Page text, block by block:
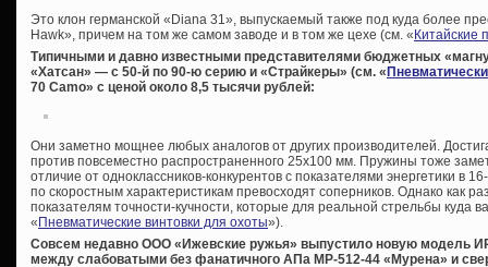
Это клон германской «Diana 31», выпускаемый также под куда более
Hawk», причем на том же самом заводе и в том же цехе (см. « Китайские
Типичными и давно известными представителями бюджетных
«Хатсан» — с 50-й по 90-ю серию и «Страйкеры» (см. «
70 Camo» с ценой около 8,5 тысячи рублей:
Они заметно мощнее любых аналогов от других производителей.
против повсеместно распространенного 25х100 мм. Пружины тоже
отличие от одноклассников-конкурентов с показателями энергетики в
по скоростным характеристикам превосходят соперников. Однако как
показателям точности-кучности, которые для реальной стрельбы куда
« Пневматические винтовки для охоты»).
Совсем недавно ООО «Ижевские ружья» выпустило новую модель
между слабоватыми без фанатичного АПа МР-512-44 «Мурена» и